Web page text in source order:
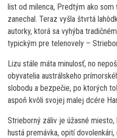
list od milenca, Predtým ako som
zanechal. Teraz vyšla štvrtá
autorky, ktorá sa vyhýba
typickým pre telenovely –
Lizu stále máta minulosť, no
obyvatelia austrálskeho
slobodu a bezpečie, po ktorých
aspoň kvôli svojej malej dcére
Strieborný záliv je úžasné
hustá premávka, opití